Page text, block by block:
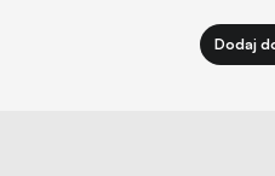
Dodaj